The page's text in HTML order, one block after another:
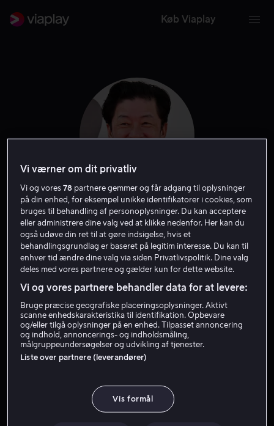
Køb Viaplay
Tadanobu Asano
Skuespiller
Vi værner om dit privatliv
Vi og vores78 partnere gemmer og får adgang til oplysninger
på din enhed, for eksempel unikke identifikatorer i cookies, som
bruges til behandling af personoplysninger. Du kan acceptere
eller administrere dine valg ved at klikke nedenfor. Her kan du
også udøve din ret til at gøre indsigelse, hvis et
behandlingsgrundlag er baseret på legitim interesse. Du kan til
enhver tid ændre dine valg via siden Privatlivspolitik. Dine valg
deles med vores partnere og gælder kun for dette website.
Vi og vores partnere behandler data for at levere:
Bruge præcise geografiske placeringsoplysninger. Aktivt
scanne enhedskarakteristika til identifikation. Opbevare
og/eller tilgå oplysninger på en enhed. Tilpasset annoncering
og indhold, annoncerings- og indholdsmåling,
målgruppeundersøgelser og udvikling af tjenester.
Liste over partnere (leverandører)
Vis formål